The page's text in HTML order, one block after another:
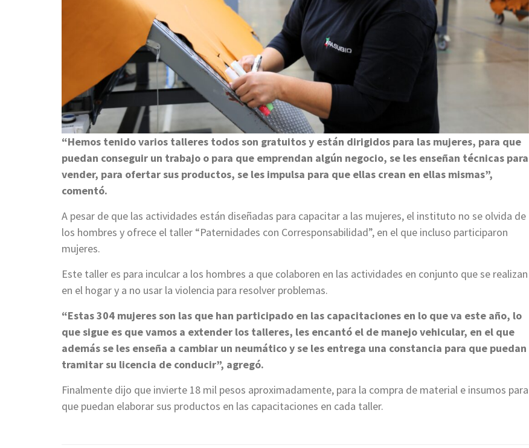
“Hemos tenido varios talleres todos son gratuitos y están dirigidos para las mujeres, para que
puedan conseguir un trabajo o para que emprendan algún negocio, se les enseñan técnicas para
vender, para ofertar sus productos, se les impulsa para que ellas crean en ellas mismas”,
comentó.
A pesar de que las actividades están diseñadas para capacitar a las mujeres, el instituto no se olvida de
los hombres y ofrece el taller “Paternidades con Corresponsabilidad”, en el que incluso participaron
mujeres.
Este taller es para inculcar a los hombres a que colaboren en las actividades en conjunto que se realizan
en el hogar y a no usar la violencia para resolver problemas.
“Estas 304 mujeres son las que han participado en las capacitaciones en lo que va este año, lo
que sigue es que vamos a extender los talleres, les encantó el de manejo vehicular, en el que
además se les enseña a cambiar un neumático y se les entrega una constancia para que puedan
tramitar su licencia de conducir”, agregó.
Finalmente dijo que invierte 18 mil pesos aproximadamente, para la compra de material e insumos para
que puedan elaborar sus productos en las capacitaciones en cada taller.